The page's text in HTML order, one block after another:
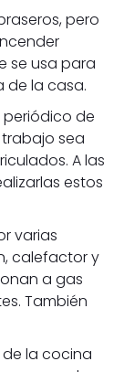
pero
se usa para
de la casa.
de
sea
A las
estos
varias
calefactor y
a gas
También
de la cocina